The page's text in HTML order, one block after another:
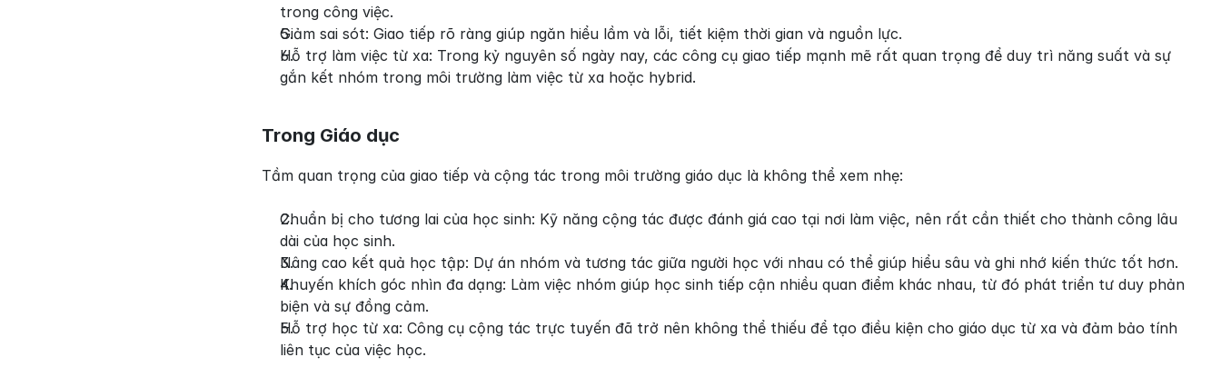
trong công việc.
Giảm sai sót: Giao tiếp rõ ràng giúp ngăn hiểu lầm và lỗi, tiết kiệm thời gian và nguồn lực.
Hỗ trợ làm việc từ xa: Trong kỷ nguyên số ngày nay, các công cụ giao tiếp mạnh mẽ rất quan trọng để duy trì năng suất và sự
gắn kết nhóm trong môi trường làm việc từ xa hoặc hybrid.
Trong Giáo dục
Tầm quan trọng của giao tiếp và cộng tác trong môi trường giáo dục là không thể xem nhẹ:
Chuẩn bị cho tương lai của học sinh: Kỹ năng cộng tác được đánh giá cao tại nơi làm việc, nên rất cần thiết cho thành công lâu
dài của học sinh.
Nâng cao kết quả học tập: Dự án nhóm và tương tác giữa người học với nhau có thể giúp hiểu sâu và ghi nhớ kiến thức tốt hơn.
Khuyến khích góc nhìn đa dạng: Làm việc nhóm giúp học sinh tiếp cận nhiều quan điểm khác nhau, từ đó phát triển tư duy phản
biện và sự đồng cảm.
Hỗ trợ học từ xa: Công cụ cộng tác trực tuyến đã trở nên không thể thiếu để tạo điều kiện cho giáo dục từ xa và đảm bảo tính
liên tục của việc học.